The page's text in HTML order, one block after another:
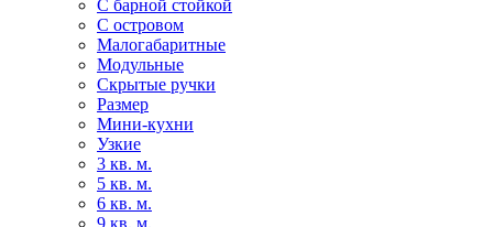
С барной стойкой
С островом
Малогабаритные
Модульные
Скрытые ручки
Размер
Мини-кухни
Узкие
3 кв. м.
5 кв. м.
6 кв. м.
9 кв. м.